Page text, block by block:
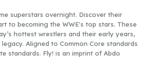
superstars overnight. Discover their
to becoming the WWE's top stars. These
hottest wrestlers and their early years,
legacy. Aligned to Common Core standards
standards. Fly! is an imprint of Abdo